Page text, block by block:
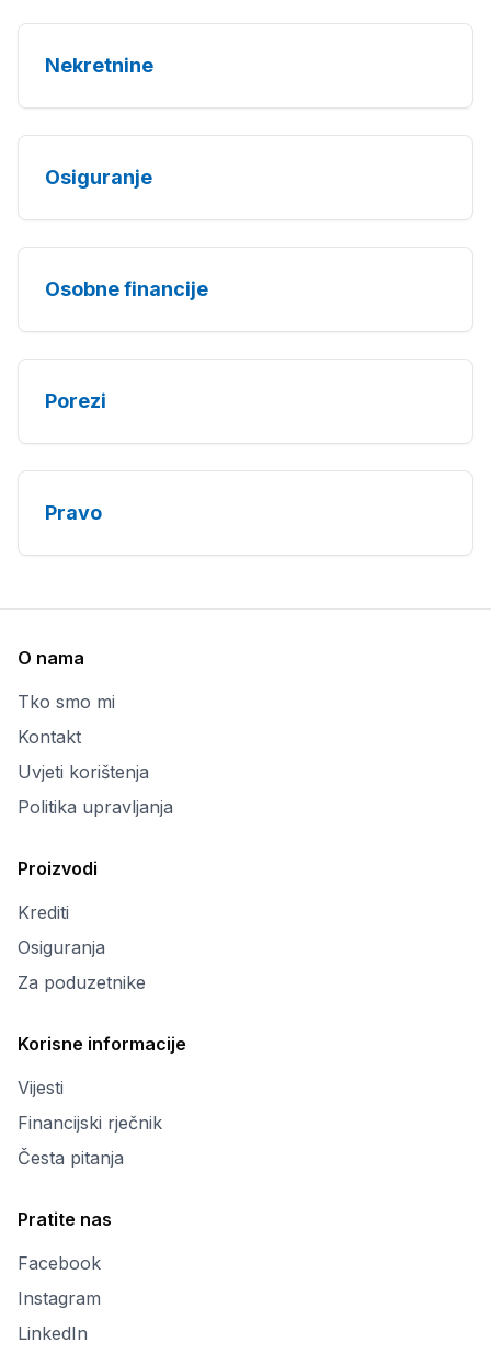
Nekretnine
Osiguranje
Osobne financije
Porezi
Pravo
O nama
Tko smo mi
Kontakt
Uvjeti korištenja
Politika upravljanja
Proizvodi
Krediti
Osiguranja
Za poduzetnike
Korisne informacije
Vijesti
Financijski rječnik
Česta pitanja
Pratite nas
Facebook
Instagram
LinkedIn